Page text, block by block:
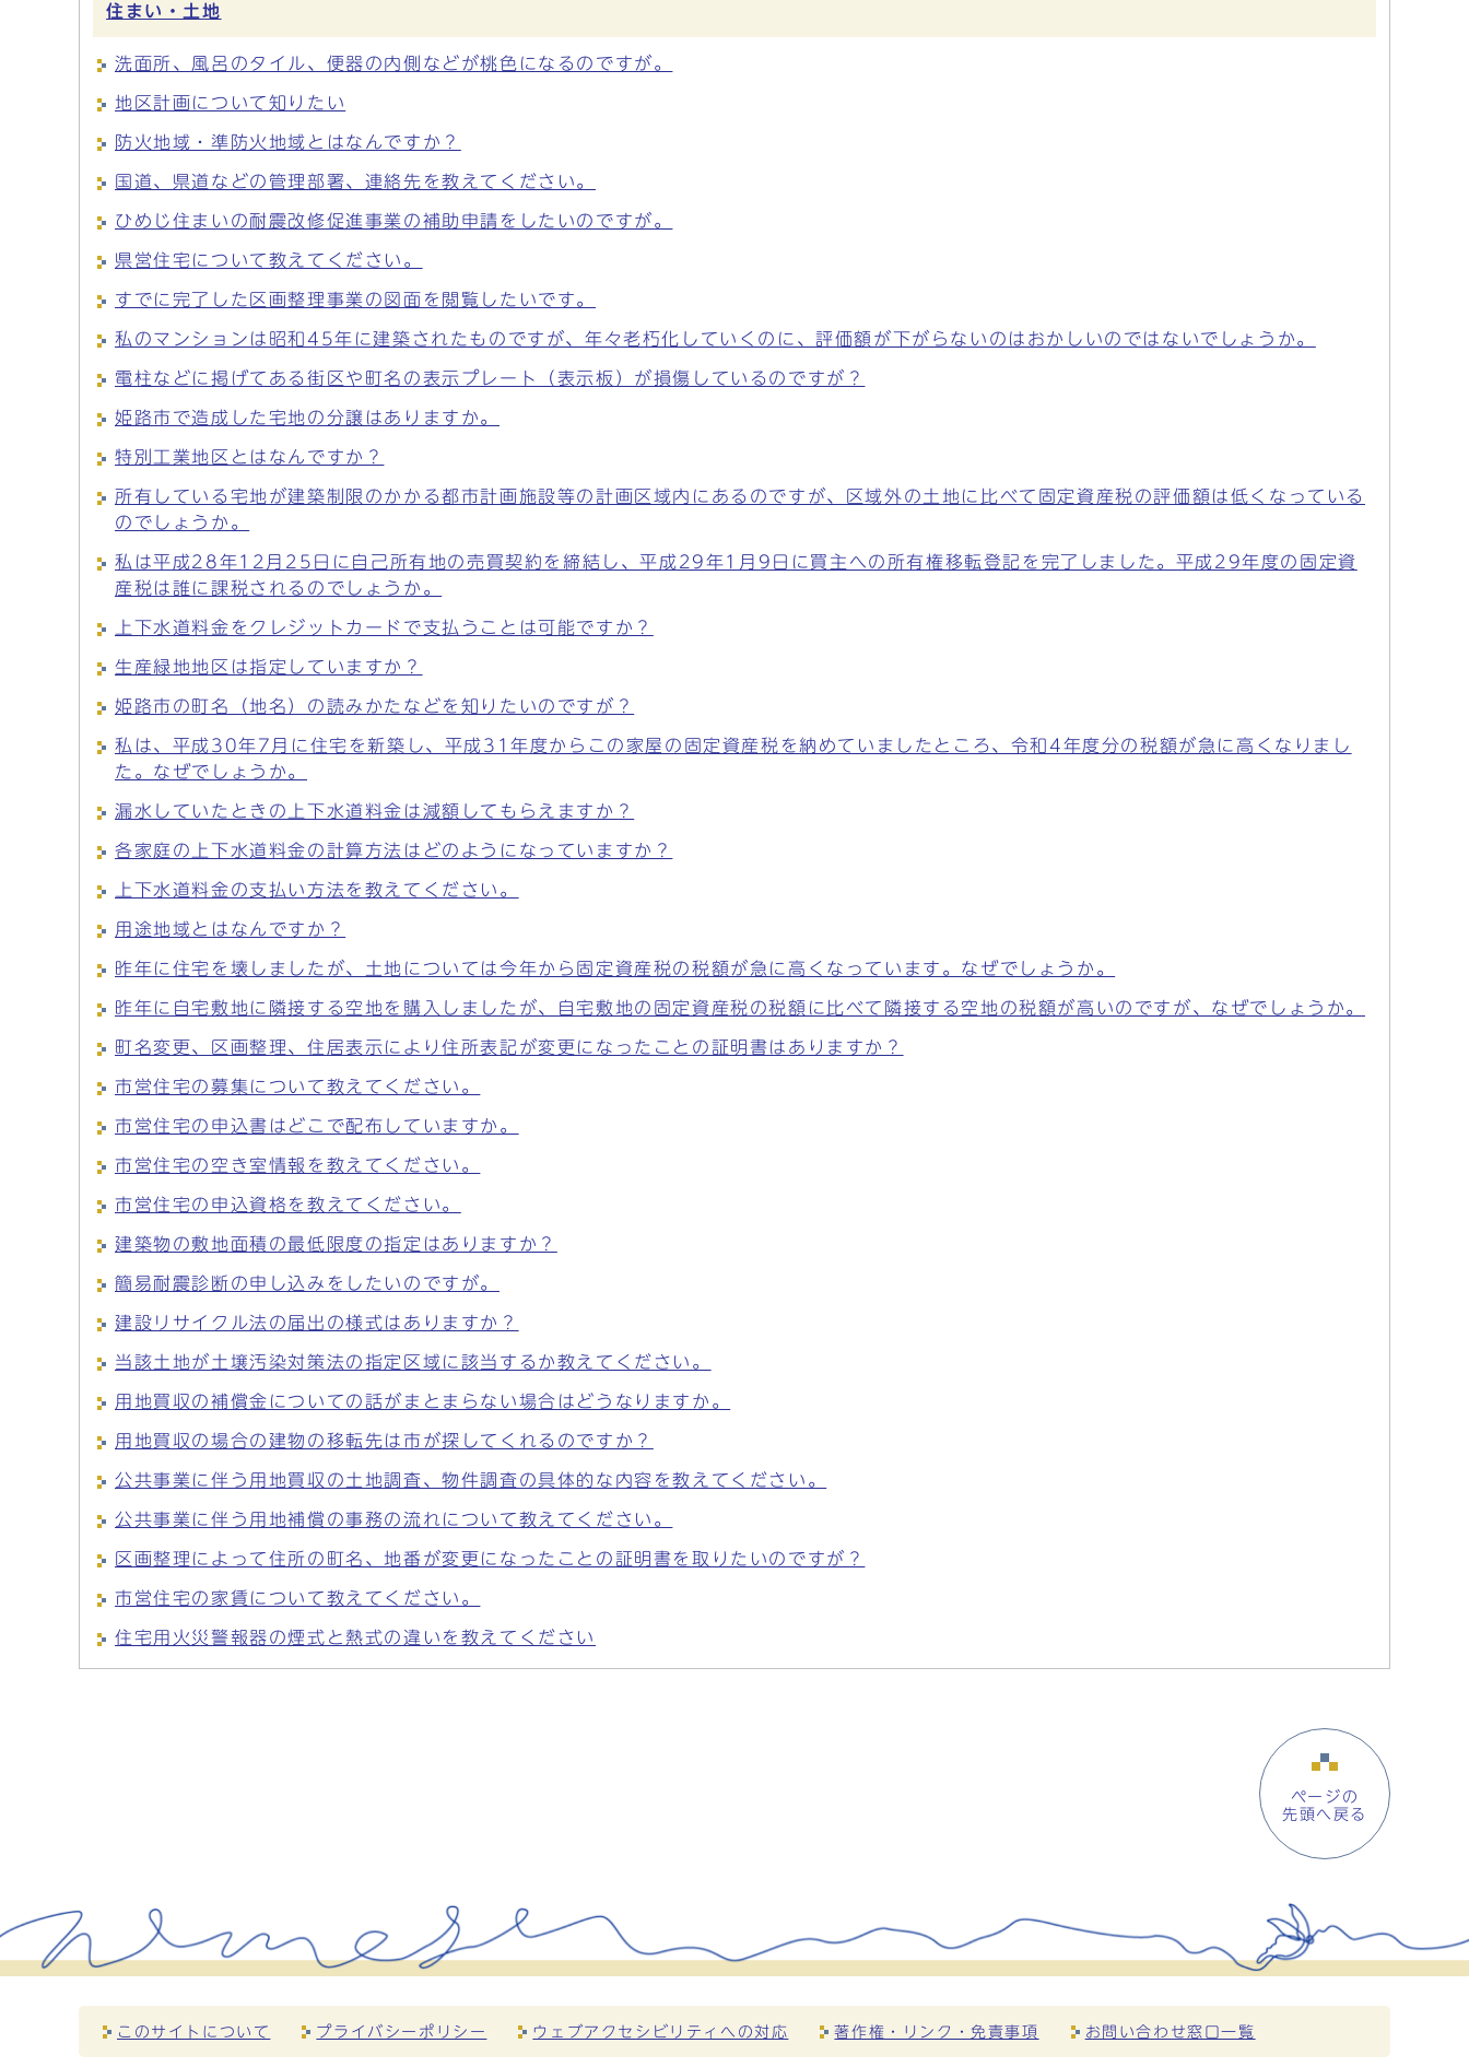
住まい・土地
洗面所、風呂のタイル、便器の内側などが桃色になるのですが。
地区計画について知りたい
防火地域・準防火地域とはなんですか？
国道、県道などの管理部署、連絡先を教えてください。
ひめじ住まいの耐震改修促進事業の補助申請をしたいのですが。
県営住宅について教えてください。
すでに完了した区画整理事業の図面を閲覧したいです。
私のマンションは昭和45年に建築されたものですが、年々老朽化していくのに、評価額が下がらないのはおかしいのではないでしょうか。
電柱などに掲げてある街区や町名の表示プレート（表示板）が損傷しているのですが？
姫路市で造成した宅地の分譲はありますか。
特別工業地区とはなんですか？
所有している宅地が建築制限のかかる都市計画施設等の計画区域内にあるのですが、区域外の土地に比べて固定資産税の評価額は低くなっている
のでしょうか。
私は平成28年12月25日に自己所有地の売買契約を締結し、平成29年1月9日に買主への所有権移転登記を完了しました。平成29年度の固定資
産税は誰に課税されるのでしょうか。
上下水道料金をクレジットカードで支払うことは可能ですか？
生産緑地地区は指定していますか？
姫路市の町名（地名）の読みかたなどを知りたいのですが？
私は、平成30年7月に住宅を新築し、平成31年度からこの家屋の固定資産税を納めていましたところ、令和4年度分の税額が急に高くなりまし
た。なぜでしょうか。
漏水していたときの上下水道料金は減額してもらえますか？
各家庭の上下水道料金の計算方法はどのようになっていますか？
上下水道料金の支払い方法を教えてください。
用途地域とはなんですか？
昨年に住宅を壊しましたが、土地については今年から固定資産税の税額が急に高くなっています。なぜでしょうか。
昨年に自宅敷地に隣接する空地を購入しましたが、自宅敷地の固定資産税の税額に比べて隣接する空地の税額が高いのですが、なぜでしょうか。
町名変更、区画整理、住居表示により住所表記が変更になったことの証明書はありますか？
市営住宅の募集について教えてください。
市営住宅の申込書はどこで配布していますか。
市営住宅の空き室情報を教えてください。
市営住宅の申込資格を教えてください。
建築物の敷地面積の最低限度の指定はありますか？
簡易耐震診断の申し込みをしたいのですが。
建設リサイクル法の届出の様式はありますか？
当該土地が土壌汚染対策法の指定区域に該当するか教えてください。
用地買収の補償金についての話がまとまらない場合はどうなりますか。
用地買収の場合の建物の移転先は市が探してくれるのですか？
公共事業に伴う用地買収の土地調査、物件調査の具体的な内容を教えてください。
公共事業に伴う用地補償の事務の流れについて教えてください。
区画整理によって住所の町名、地番が変更になったことの証明書を取りたいのですが？
市営住宅の家賃について教えてください。
住宅用火災警報器の煙式と熱式の違いを教えてください
ページの
先頭へ戻る
このサイトについて プライバシーポリシー ウェブアクセシビリティへの対応 著作権・リンク・免責事項 お問い合わせ窓口一覧